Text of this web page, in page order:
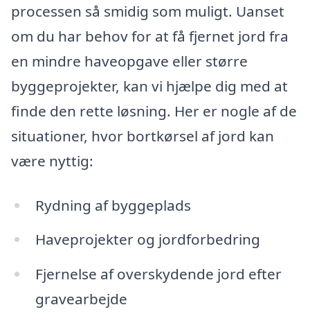
processen så smidig som muligt. Uanset
om du har behov for at få fjernet jord fra
en mindre haveopgave eller større
byggeprojekter, kan vi hjælpe dig med at
finde den rette løsning. Her er nogle af de
situationer, hvor bortkørsel af jord kan
være nyttig:
Rydning af byggeplads
Haveprojekter og jordforbedring
Fjernelse af overskydende jord efter
gravearbejde